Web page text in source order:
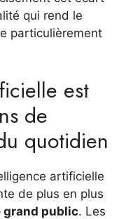
qui rend le
particulièrement
est
de
quotidien
artificielle
de plus en plus
grand public. Les